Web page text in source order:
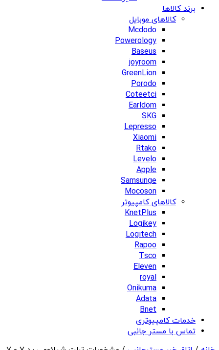
برند کالاها
کالاهای موبایل
Mcdodo
Powerology
Baseus
joyroom
GreenLion
Porodo
Coteetci
Earldom
SKG
Lepresso
Xiaomi
Rtako
Levelo
Apple
Samsunge
Mocoson
کالاهای کامپیوتر
KnetPlus
Logikey
Logitech
Rapoo
Tsco
Eleven
royal
Onikuma
Adata
Bnet
خدمات کامپیوتری
تماس با مستر جانبی